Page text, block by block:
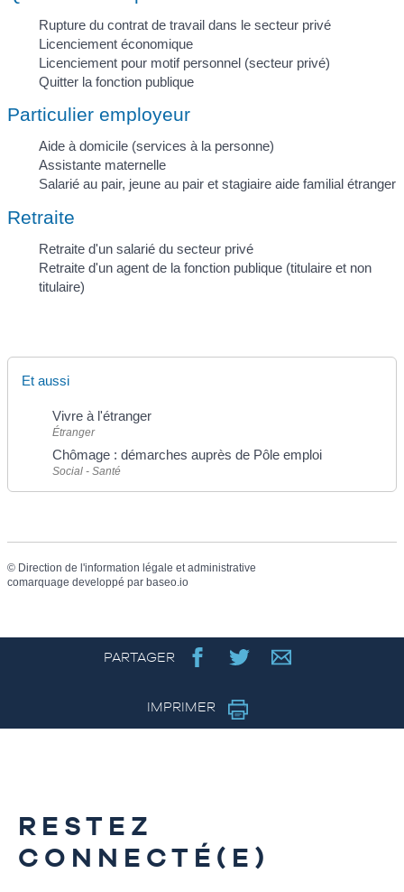
Rupture du contrat de travail dans le secteur privé
Licenciement économique
Licenciement pour motif personnel (secteur privé)
Quitter la fonction publique
Particulier employeur
Aide à domicile (services à la personne)
Assistante maternelle
Salarié au pair, jeune au pair et stagiaire aide familial étranger
Retraite
Retraite d'un salarié du secteur privé
Retraite d'un agent de la fonction publique (titulaire et non
titulaire)
Et aussi
Vivre à l'étranger
Étranger
Chômage : démarches auprès de Pôle emploi
Social - Santé
© Direction de l'information légale et administrative
comarquage developpé par baseo.io
PARTAGER
IMPRIMER
RESTEZ
CONNECTÉ(E)